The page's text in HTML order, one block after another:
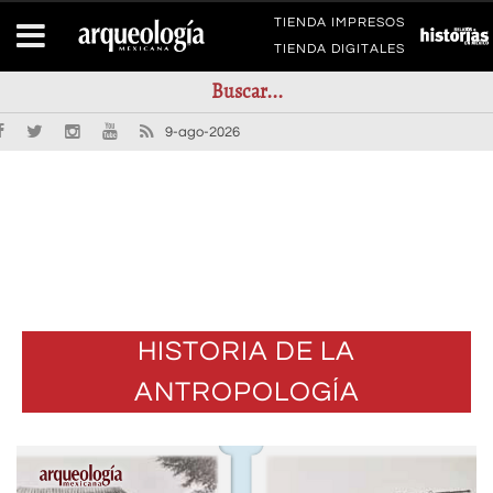
TIENDA IMPRESOS
TIENDA DIGITALES
9-ago-2026
HISTORIA DE LA
ANTROPOLOGÍA